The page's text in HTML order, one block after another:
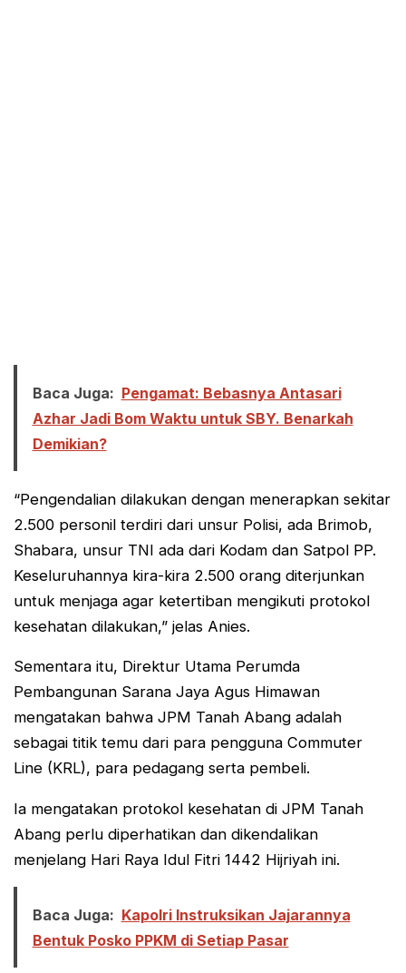
Baca Juga: Pengamat: Bebasnya Antasari
Azhar Jadi Bom Waktu untuk SBY. Benarkah
Demikian?
“Pengendalian dilakukan dengan menerapkan sekitar
2.500 personil terdiri dari unsur Polisi, ada Brimob,
Shabara, unsur TNI ada dari Kodam dan Satpol PP.
Keseluruhannya kira-kira 2.500 orang diterjunkan
untuk menjaga agar ketertiban mengikuti protokol
kesehatan dilakukan,” jelas Anies.
Sementara itu, Direktur Utama Perumda
Pembangunan Sarana Jaya Agus Himawan
mengatakan bahwa JPM Tanah Abang adalah
sebagai titik temu dari para pengguna Commuter
Line (KRL), para pedagang serta pembeli.
Ia mengatakan protokol kesehatan di JPM Tanah
Abang perlu diperhatikan dan dikendalikan
menjelang Hari Raya Idul Fitri 1442 Hijriyah ini.
Baca Juga: Kapolri Instruksikan Jajarannya
Bentuk Posko PPKM di Setiap Pasar